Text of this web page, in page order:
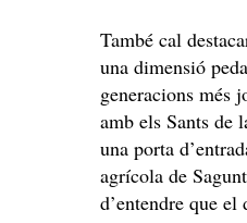
També cal
una dimensió
generacions més
amb els Sants de
una porta
agrícola de
d’entendre que el